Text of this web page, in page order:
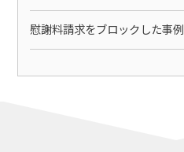
慰謝料請求をブロックした事例